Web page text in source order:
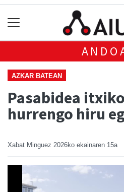
AZKAR BATEAN
Pasabidea
hurrengo hiru
Xabat Minguez 2026ko ekainaren 15a